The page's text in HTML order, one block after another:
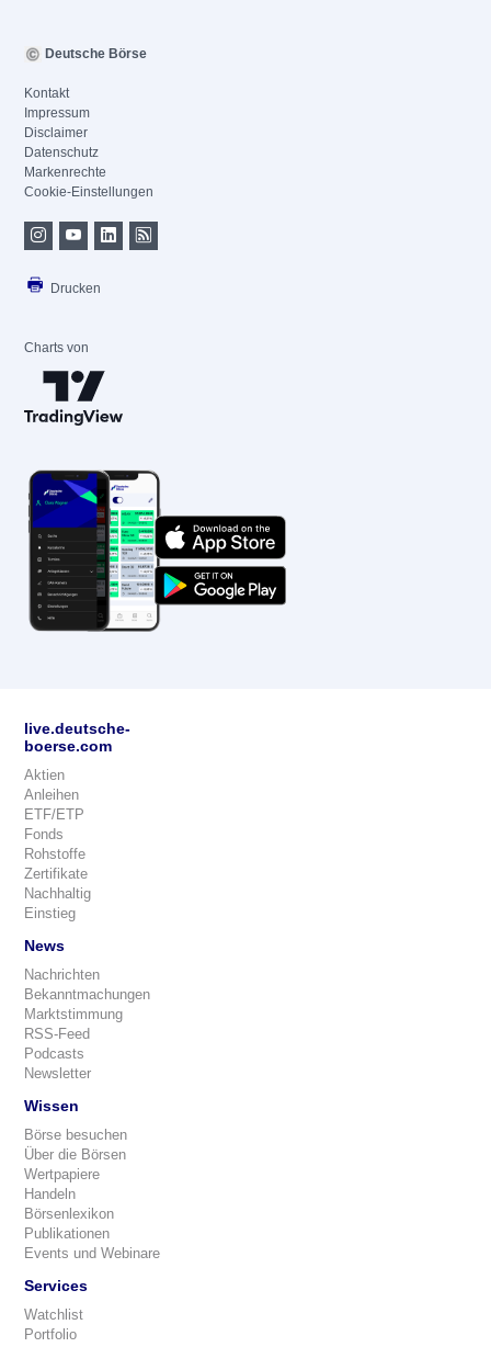
Deutsche Börse
Kontakt
Impressum
Disclaimer
Datenschutz
Markenrechte
Cookie-Einstellungen
Drucken
Charts von
live.deutsche-
boerse.com
Aktien
Anleihen
ETF/ETP
Fonds
Rohstoffe
Zertifikate
Nachhaltig
Einstieg
News
Nachrichten
Bekanntmachungen
Marktstimmung
RSS-Feed
Podcasts
Newsletter
Wissen
Börse besuchen
Über die Börsen
Wertpapiere
Handeln
Börsenlexikon
Publikationen
Events und Webinare
Services
Watchlist
Portfolio